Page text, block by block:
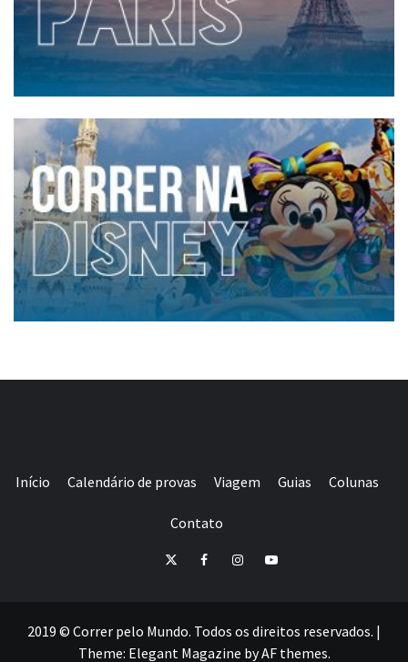
Início Calendário de provas Viagem Guias Colunas
Contato
TwitterFacebookInstagramYoutube
2019 © Correr pelo Mundo. Todos os direitos reservados. |
Theme: Elegant Magazine byAF themes.